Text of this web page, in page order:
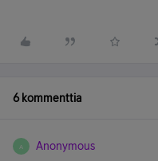
6 kommenttia
A Anonymous